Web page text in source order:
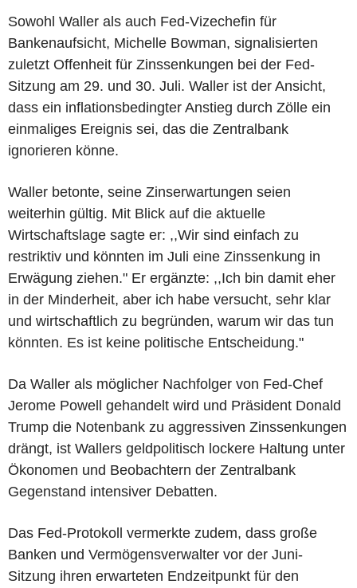
Sowohl Waller als auch Fed-Vizechefin für
Bankenaufsicht, Michelle Bowman, signalisierten
zuletzt Offenheit für Zinssenkungen bei der Fed-
Sitzung am 29. und 30. Juli. Waller ist der Ansicht,
dass ein inflationsbedingter Anstieg durch Zölle ein
einmaliges Ereignis sei, das die Zentralbank
ignorieren könne.
Waller betonte, seine Zinserwartungen seien
weiterhin gültig. Mit Blick auf die aktuelle
Wirtschaftslage sagte er: ,,Wir sind einfach zu
restriktiv und könnten im Juli eine Zinssenkung in
Erwägung ziehen." Er ergänzte: ,,Ich bin damit eher
in der Minderheit, aber ich habe versucht, sehr klar
und wirtschaftlich zu begründen, warum wir das tun
könnten. Es ist keine politische Entscheidung."
Da Waller als möglicher Nachfolger von Fed-Chef
Jerome Powell gehandelt wird und Präsident Donald
Trump die Notenbank zu aggressiven Zinssenkungen
drängt, ist Wallers geldpolitisch lockere Haltung unter
Ökonomen und Beobachtern der Zentralbank
Gegenstand intensiver Debatten.
Das Fed-Protokoll vermerkte zudem, dass große
Banken und Vermögensverwalter vor der Juni-
Sitzung ihren erwarteten Endzeitpunkt für den